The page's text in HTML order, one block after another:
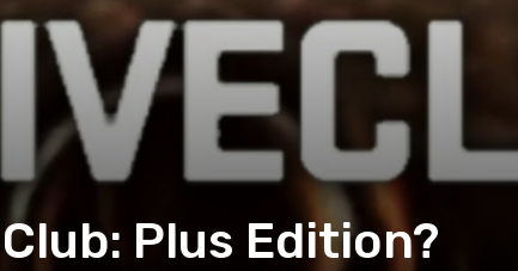
Plus Edition?